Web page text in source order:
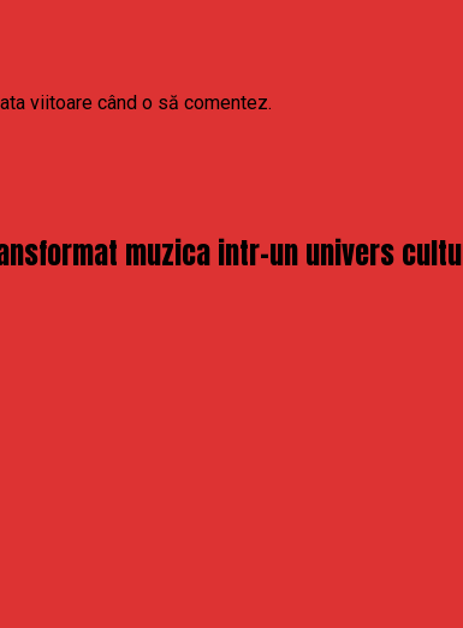
viitoare când o să comentez.
muzica intr-un univers